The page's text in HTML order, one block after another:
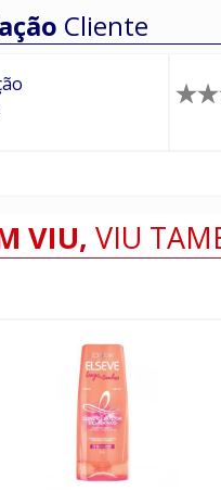
Cliente
VIU, VIU